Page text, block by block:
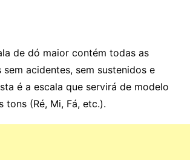
de dó maior contém todas as
sem acidentes, sem sustenidos e
é a escala que servirá de modelo
tons (Ré, Mi, Fá, etc.).